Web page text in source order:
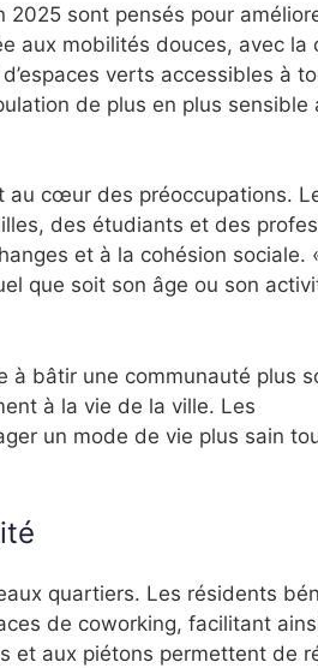
sont pensés pour
aux mobilités douces, avec la
verts accessibles à
de plus en plus sensible
au cœur des préoccupations.
des étudiants et des
et à la cohésion sociale.
que soit son âge ou son
à bâtir une communauté plus
à la vie de la ville. Les
un mode de vie plus sain
quartiers. Les résidents
de coworking, facilitant
et aux piétons permettent de